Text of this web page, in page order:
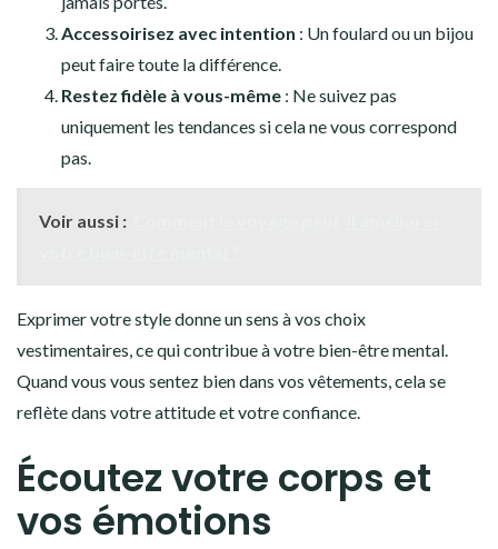
Accessoirisez avec intention : Un foulard ou un bijou
peut faire toute la différence.
Restez fidèle à vous-même : Ne suivez pas
uniquement les tendances si cela ne vous correspond
pas.
Voir aussi :
Exprimer votre style donne un sens à vos choix
vestimentaires, ce qui contribue à votre bien-être mental.
Quand vous vous sentez bien dans vos vêtements, cela se
reflète dans votre attitude et votre confiance.
Écoutez votre corps et
vos émotions